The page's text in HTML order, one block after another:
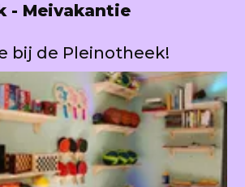
- Meivakantie
bij de Pleinotheek!